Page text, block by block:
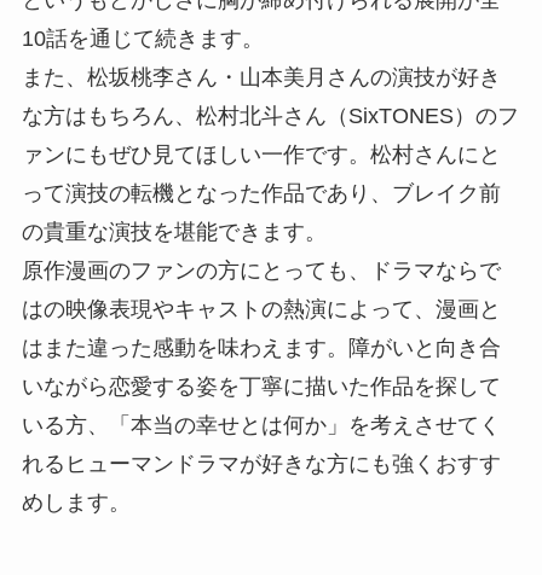
10話を通じて続きます。
また、松坂桃李さん・山本美月さんの演技が好き
な方はもちろん、松村北斗さん（SixTONES）のフ
ァンにもぜひ見てほしい一作です。松村さんにと
って演技の転機となった作品であり、ブレイク前
の貴重な演技を堪能できます。
原作漫画のファンの方にとっても、ドラマならで
はの映像表現やキャストの熱演によって、漫画と
はまた違った感動を味わえます。障がいと向き合
いながら恋愛する姿を丁寧に描いた作品を探して
いる方、「本当の幸せとは何か」を考えさせてく
れるヒューマンドラマが好きな方にも強くおすす
めします。